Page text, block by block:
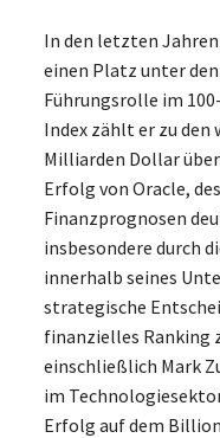
In den letzten
einen Platz unter
Führungsrolle im
Index zählt er zu den
Milliarden Dollar
Erfolg von Oracle,
Finanzprognosen
insbesondere durch
innerhalb seines
strategische
finanzielles Ranking
einschließlich Mark
im
Erfolg auf dem